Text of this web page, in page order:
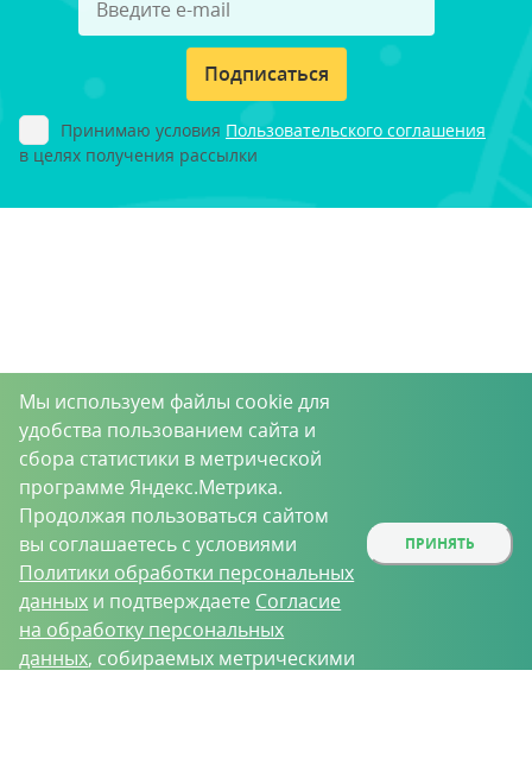
Подписаться
Принимаю условия Пользовательского соглашения
в целях получения рассылки
Мы используем файлы cookie для
удобства пользованием сайта и
сбора статистики в метрической
программе Яндекс.Метрика.
Продолжая пользоваться сайтом
вы соглашаетесь с условиями
Политики обработки персональных
данных и подтверждаете Согласие
на обработку персональных
данных, собираемых метрическими
ПРИНЯТЬ